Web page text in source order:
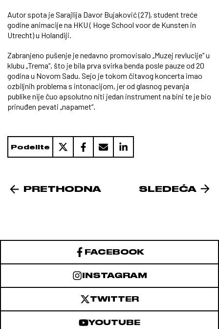
Autor spota je Sarajlija Davor Bujaković (27), student treće
godine animacije na HKU ( Hoge School voor de Kunsten in
Utrecht) u Holandiji.
Zabranjeno pušenje je nedavno promovisalo „Muzej revlucije“ u
klubu „Trema“, što je bila prva svirka benda posle pauze od 20
godina u Novom Sadu. Sejo je tokom čitavog koncerta imao
ozbiljnih problema s intonacijom, jer od glasnog pevanja
publike nije čuo apsolutno niti jedan instrument na bini te je bio
prinuđen pevati „napamet“.
Podelite
PRETHODNA SLEDEĆA
FACEBOOK
INSTAGRAM
TWITTER
YOUTUBE